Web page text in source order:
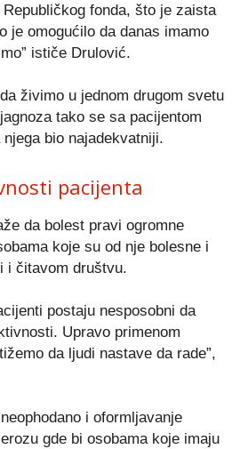
fonda, što je zaista
je omogućilo da danas imamo
ističe Drulović.
živimo u jednom drugom svetu
tako se sa pacijentom
bio najadekvatniji.
pacijenta
da bolest pravi ogromne
koje su od nje bolesne i
i čitavom društvu.
postaju nesposobni da
Upravo primenom
da ljudi nastave da rade”,
i oformljavanje
gde bi osobama koje imaju